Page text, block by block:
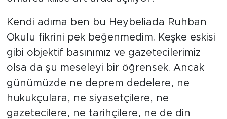
Kendi adıma ben bu Heybeliada Ruhban
Okulu fikrini pek beğenmedim. Keşke eskisi
gibi objektif basınımız ve gazetecilerimiz
olsa da şu meseleyi bir öğrensek. Ancak
günümüzde ne deprem dedelere, ne
hukukçulara, ne siyasetçilere, ne
gazetecilere, ne tarihçilere, ne de din